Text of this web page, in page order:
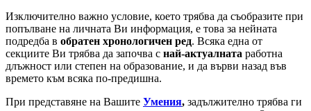
Изключително важно условие, което трябва да съобразите при
попълване на личната Ви информация, е това за нейната
подредба в обратен хронологичен ред. Всяка една от
секциите Ви трябва да започва с най-актуалната работна
длъжност или степен на образование, и да върви назад във
времето към всяка по-предишна.
При представяне на Вашите Умения, задължително трябва ги